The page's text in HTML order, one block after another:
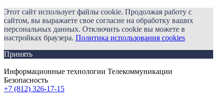
Этот сайт использует файлы cookie. Продолжая работу с
сайтом, вы выражаете свое согласие на обработку ваших
персональных данных. Отключить cookie вы можете в
настройках браузера. Политика использования cookies
Принять
Информационные технологии Телекоммуникации
Безопасность
+7 (812) 326-17-15